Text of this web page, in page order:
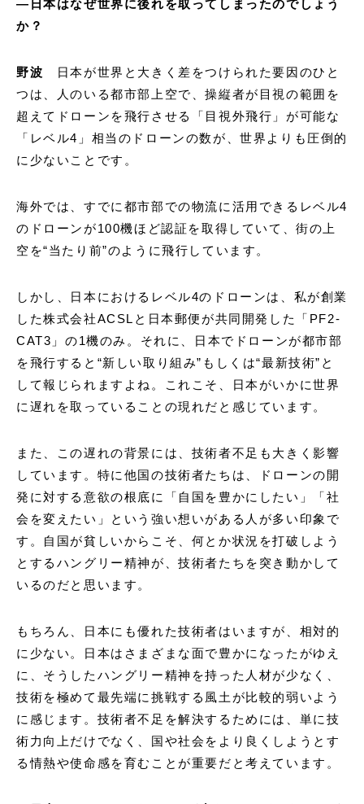
―日本はなぜ世界に後れを取ってしまったのでしょう
か？
野波
日本が世界と大きく差をつけられた要因のひと
つは、人のいる都市部上空で、操縦者が目視の範囲を
超えてドローンを飛行させる「目視外飛行」が可能な
「レベル4」相当のドローンの数が、世界よりも圧倒的
に少ないことです。
海外では、すでに都市部での物流に活用できるレベル4
のドローンが100機ほど認証を取得していて、街の上
空を“当たり前”のように飛行しています。
しかし、日本におけるレベル4のドローンは、私が創業
した株式会社ACSLと日本郵便が共同開発した「PF2-
CAT3」の1機のみ。それに、日本でドローンが都市部
を飛行すると“新しい取り組み”もしくは“最新技術”と
して報じられますよね。これこそ、日本がいかに世界
に遅れを取っていることの現れだと感じています。
また、この遅れの背景には、技術者不足も大きく影響
しています。特に他国の技術者たちは、ドローンの開
発に対する意欲の根底に「自国を豊かにしたい」「社
会を変えたい」という強い想いがある人が多い印象で
す。自国が貧しいからこそ、何とか状況を打破しよう
とするハングリー精神が、技術者たちを突き動かして
いるのだと思います。
もちろん、日本にも優れた技術者はいますが、相対的
に少ない。日本はさまざまな面で豊かになったがゆえ
に、そうしたハングリー精神を持った人材が少なく、
技術を極めて最先端に挑戦する風土が比較的弱いよう
に感じます。技術者不足を解決するためには、単に技
術力向上だけでなく、国や社会をより良くしようとす
る情熱や使命感を育むことが重要だと考えています。